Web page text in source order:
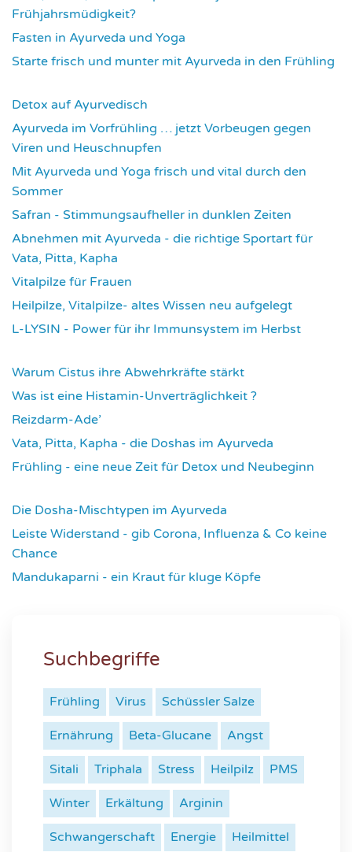
Frühjahrsmüdigkeit?
Fasten in Ayurveda und Yoga
Starte frisch und munter mit Ayurveda in den Frühling
Detox auf Ayurvedisch
Ayurveda im Vorfrühling … jetzt Vorbeugen gegen
Viren und Heuschnupfen
Mit Ayurveda und Yoga frisch und vital durch den
Sommer
Safran - Stimmungsaufheller in dunklen Zeiten
Abnehmen mit Ayurveda - die richtige Sportart für
Vata, Pitta, Kapha
Vitalpilze für Frauen
Heilpilze, Vitalpilze- altes Wissen neu aufgelegt
L-LYSIN - Power für ihr Immunsystem im Herbst
Warum Cistus ihre Abwehrkräfte stärkt
Was ist eine Histamin-Unverträglichkeit ?
Reizdarm-Ade’
Vata, Pitta, Kapha - die Doshas im Ayurveda
Frühling - eine neue Zeit für Detox und Neubeginn
Die Dosha-Mischtypen im Ayurveda
Leiste Widerstand - gib Corona, Influenza & Co keine
Chance
Mandukaparni - ein Kraut für kluge Köpfe
Suchbegriffe
Frühling Virus Schüssler Salze
Ernährung Beta-Glucane Angst
Sitali Triphala Stress Heilpilz PMS
Winter Erkältung Arginin
Schwangerschaft Energie Heilmittel